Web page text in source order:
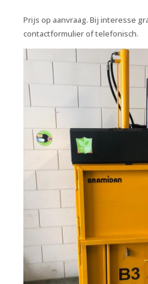
Prijs op aanvraag. Bij interesse
contactformulier of telefonisch.